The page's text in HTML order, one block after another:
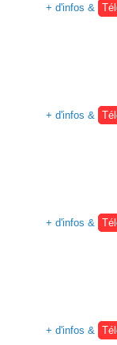
+ d'infos &
+ d'infos &
+ d'infos &
+ d'infos &